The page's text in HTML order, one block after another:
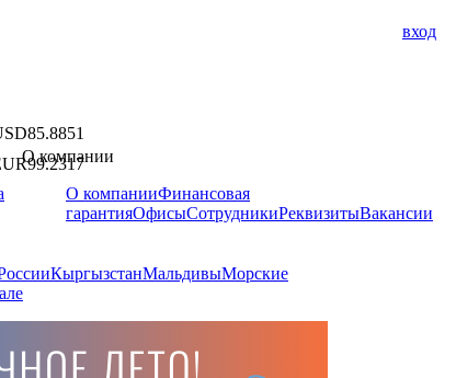
вход
85.8851
99.2317
О компании
О компанииФинансовая
гарантияОфисыСотрудникиРеквизитыВакансии
КыргызстанМальдивыМорские